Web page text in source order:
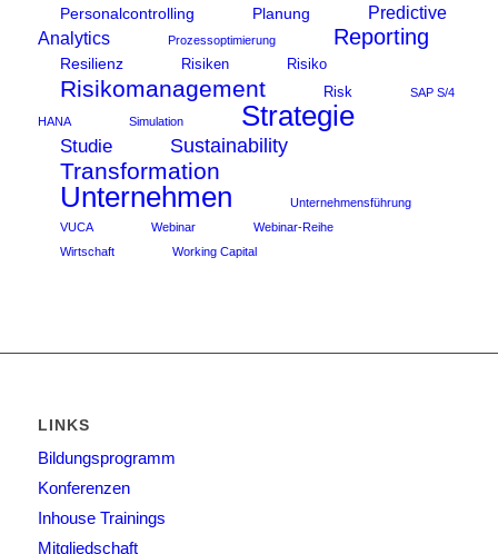
Personalcontrolling Planung
Predictive
Analytics
Prozessoptimierung Reporting
Resilienz Risiken Risiko
Risikomanagement Risk SAP S/4
HANA Simulation Strategie
Studie Sustainability
Transformation
Unternehmen
Unternehmensführung
VUCA
Webinar
Webinar-Reihe
Wirtschaft
Working Capital
LINKS
Bildungsprogramm
Konferenzen
Inhouse Trainings
Mitgliedschaft